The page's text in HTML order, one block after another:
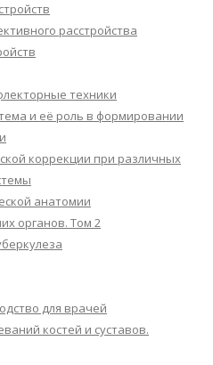
расстройства
техники
и её роль в формировании
коррекции при различных
анатомии
органов. Том 2
для врачей
костей и суставов.